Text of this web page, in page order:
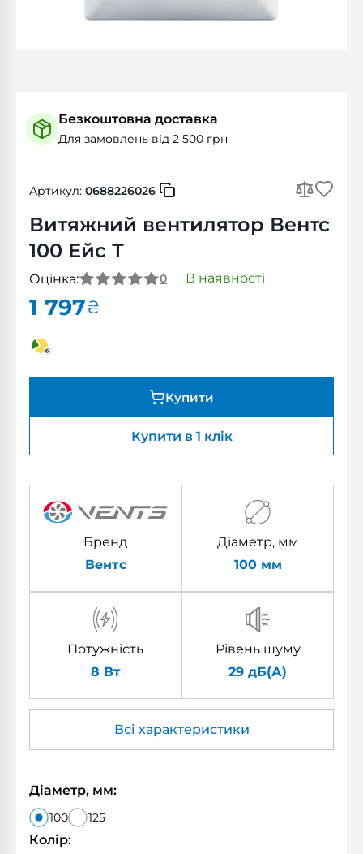
Безкоштовна доставка
Для замовлень від 2 500 грн
Артикул: 0688226026
Витяжний вентилятор Вентс
100 Ейс Т
Оцінка: 0 В наявності
1 797₴
Купити
Купити в 1 клік
Бренд
Вентс
Діаметр, мм
100мм
Потужність
8 Вт
Рівень шуму
29 дБ(А)
Всі характеристики
Діаметр, мм:
100 125
Колір: